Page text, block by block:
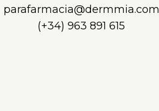
parafarmacia@dermmia.com
(+34) 963 891 615